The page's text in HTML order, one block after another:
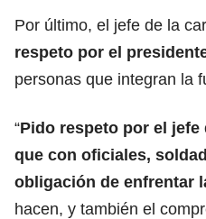
Por último, el jefe de la
respeto por el
personas que integran la
“Pido respeto por el
que con oficiales,
obligación de enfrentar
hacen, y también el